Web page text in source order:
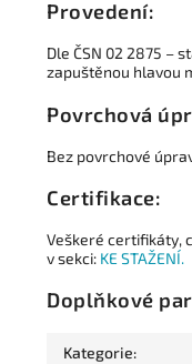
Provedení:
Dle ČSN 02 2875 –
zapuštěnou hlavou
Povrchová
Bez povrchové
Certifikace:
Veškeré certifikáty,
v sekci: KE STAŽENÍ.
Doplňkové
Kategorie: